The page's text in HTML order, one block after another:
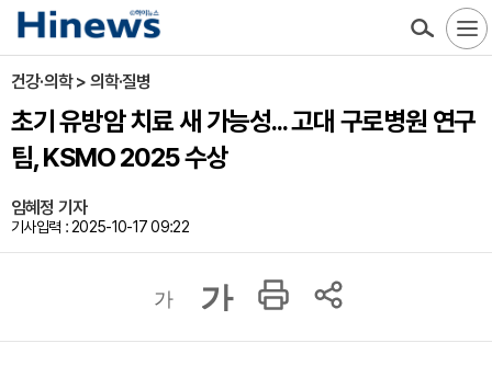
건강·의학 > 의학·질병
초기 유방암 치료 새 가능성... 고대 구로병원 연구
팀, KSMO 2025 수상
임혜정 기자
기사입력 : 2025-10-17 09:22
가 가